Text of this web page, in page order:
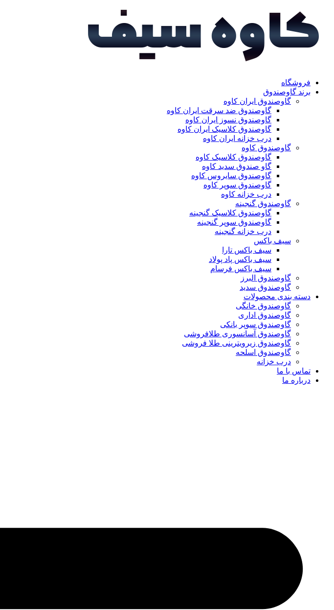
فروشگاه
برند گاوصندوق
گاوصندوق ایران کاوه
گاوصندوق ضد سرقت ایران کاوه
گاوصندوق نسوز ایران کاوه
گاوصندوق کلاسیک ایران کاوه
درب خزانه ایران کاوه
گاوصندوق کاوه
گاوصندوق کلاسیک کاوه
گاو صندوق سدید کاوه
گاوصندوق سایروس کاوه
گاوصندوق سوپر کاوه
درب خزانه کاوه
گاوصندوق گنجینه
گاوصندوق کلاسیک گنجینه
گاوصندوق سوپر گنجینه
درب خزانه گنجینه
سیف باکس
سیف باکس تارا
سیف باکس پاد پولاد
سیف باکس فرسام
گاوصندوق البرز
گاوصندوق سدید
دسته بندی محصولات
گاوصندوق خانگی
گاوصندوق اداری
گاوصندوق سوپر بانکی
گاوصندوق آسانسوری طلافروشی
گاوصندوق زیرویترینی طلا فروشی
گاوصندوق اسلحه
درب خزانه
تماس با ما
درباره ما